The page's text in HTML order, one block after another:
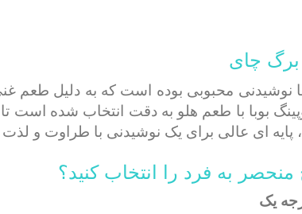
برگ چای
نوشیدنی محبوبی بوده است که به دلیل طعم
بوبا با طعم هلو به دقت انتخاب شده
پایه ای عالی برای یک نوشیدنی با طراوت و
به فرد را انتخاب کنید؟
یک